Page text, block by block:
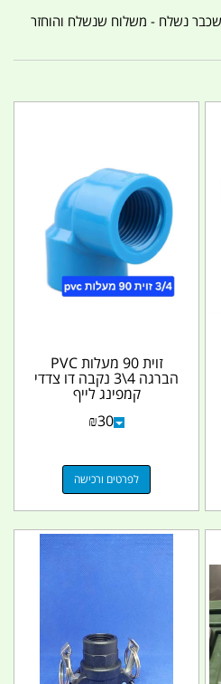
נשלח - משלוח שנשלח והוחזר
זוית 90 מעלות PVC
הברגה 4\3 נקבה דו צדדי
קמפינג לייף
₪30
לפרטים ורכישה